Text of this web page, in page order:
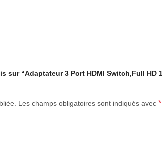
sur “Adaptateur 3 Port HDMI Switch,Full
Les champs obligatoires sont indiqués avec *